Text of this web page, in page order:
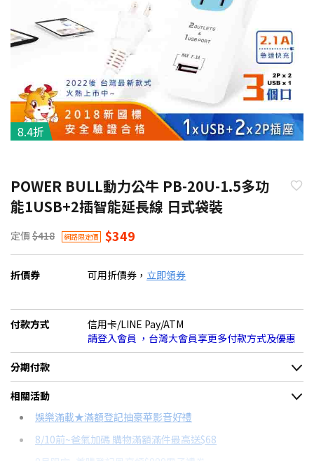
8.4折
POWER BULL動力公牛 PB-20U-1.5多功
能1USB+2插智能延長線 日式袋裝
定價 $418 網路限定價 $349
折價券 可用折價券， 立即領券
付款方式
信用卡/LINE Pay/ATM
請登入會員 ，台灣大會員享更多付款方式及優惠
分期付款
＊實際可分期數、適用利率，請以購物車顯示為主
信用卡分期
分期數 每期金額 配合銀行/業者
相關活動
娛樂滿載★滿額登記抽豪華影音好禮
8/10前~爸氣加碼 購物滿額滿件最高送$68